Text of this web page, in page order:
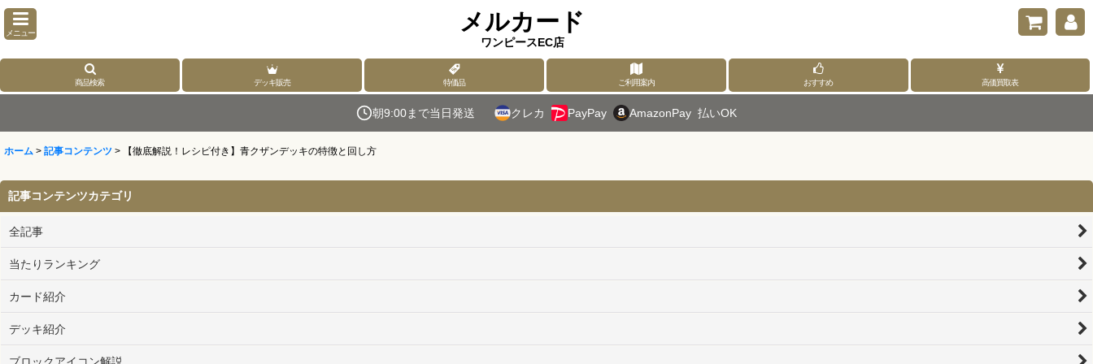
メニュー メルカード
ワンピースEC店
商品検索 デッキ販売 特価品 ご利用案内 おすすめ 高価買取表
朝9:00まで当日発送 クレカ PayPay AmazonPay 払いOK
ホーム > 記事コンテンツ > 【徹底解説！レシピ付き】青クザンデッキの特徴と回し方
記事コンテンツカテゴリ
全記事
当たりランキング
カード紹介
デッキ紹介